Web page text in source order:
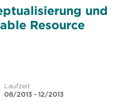
und
Resource
Laufzeit
08/2013 - 12/2013